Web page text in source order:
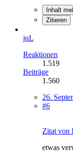
Inhalt
Zitieren
jnL
Reaktionen
1.519
Beiträge
1.560
26.
#6
Zitat von
etwas